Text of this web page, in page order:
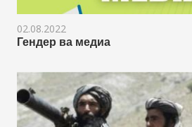
02.08.2022
Гендер ва медиа